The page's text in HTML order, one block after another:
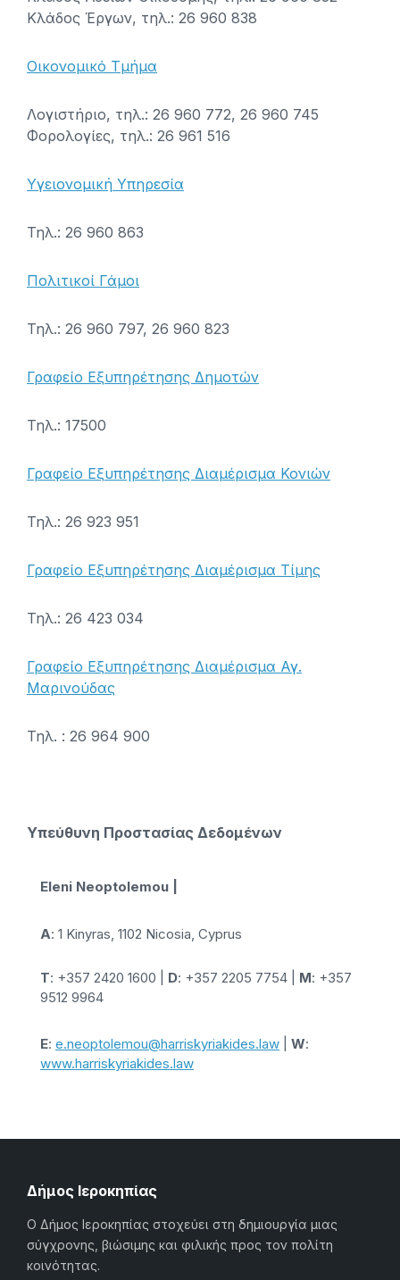
Κλάδος Έργων, τηλ.: 26 960 838
Οικονομικό Τμήμα
Λογιστήριο, τηλ.: 26 960 772, 26 960 745
Φορολογίες, τηλ.: 26 961 516
Υγειονομική Υπηρεσία
Τηλ.: 26 960 863
Πολιτικοί Γάμοι
Τηλ.: 26 960 797, 26 960 823
Γραφείο Εξυπηρέτησης Δημοτών
Τηλ.: 17500
Γραφείο Εξυπηρέτησης Διαμέρισμα Κονιών
Τηλ.: 26 923 951
Γραφείο Εξυπηρέτησης Διαμέρισμα Τίμης
Τηλ.: 26 423 034
Γραφείο Εξυπηρέτησης Διαμέρισμα Αγ.
Μαρινούδας
Τηλ. : 26 964 900
Υπεύθυνη Προστασίας Δεδομένων
Eleni Neoptolemou
A: 1 Kinyras, 1102 Nicosia, Cyprus
T: +357 2420 1600 | D: +357 2205 7754 | M: +357
9512 9964
E: e.neoptolemou@harriskyriakides.law W:
www.harriskyriakides.law
Δήμος Ιεροκηπίας
Ο Δήμος Ιεροκηπίας στοχεύει στη δημιουργία μιας
σύγχρονης, βιώσιμης και φιλικής προς τον πολίτη
κοινότητας.